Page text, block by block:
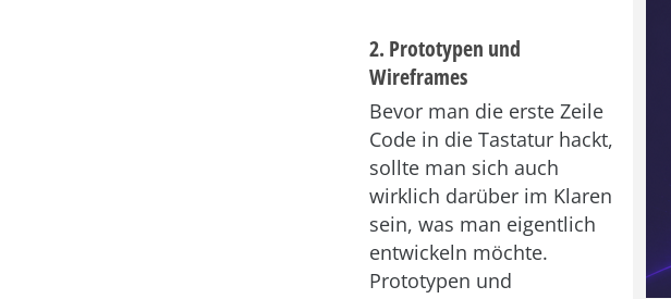
2. Prototypen und
Wireframes
Bevor man die erste Zeile
Code in die Tastatur hackt,
sollte man sich auch
wirklich darüber im Klaren
sein, was man eigentlich
entwickeln möchte.
Prototypen und